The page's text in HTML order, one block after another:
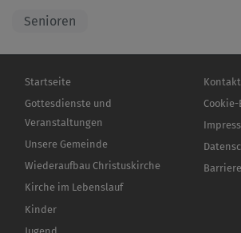
Senioren
Hauptnavigation
Startseite
Gottesdienste und
Veranstaltungen
Unsere Gemeinde
Wiederaufbau Christuskirche
Kirche im Lebenslauf
Kinder
Kontakt